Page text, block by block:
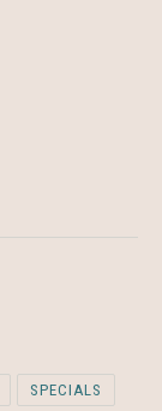
SPECIALS